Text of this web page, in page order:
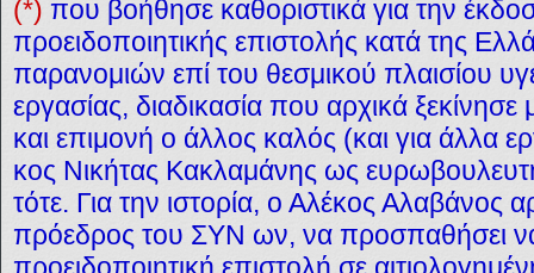
(*) που βοήθησε καθοριστικά για την
προειδοποιητικής επιστολής κατά της
παρανομιών επί του θεσμικού πλαισίου
εργασίας, διαδικασία που αρχικά ξεκίνησε
και επιμονή ο άλλος καλός (και για άλλα
κος Νικήτας Κακλαμάνης ως
τότε. Για την ιστορία, ο Αλέκος Αλαβάνος
πρόεδρος του ΣΥΝ ων, να προσπαθήσει